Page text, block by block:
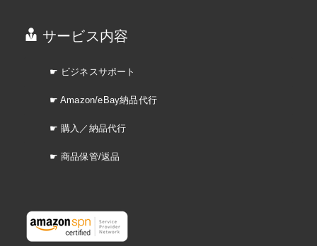
サービス内容
☛ ビジネスサポート
☛ Amazon/eBay納品代行
☛ 購入／納品代行
☛ 商品保管/返品